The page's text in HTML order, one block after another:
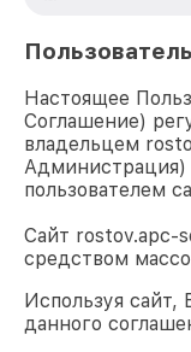
Настоящее
Соглашение)
владельцем
Администрация)
пользователем
Сайт rostov.apc-
средством
Используя сайт,
данного